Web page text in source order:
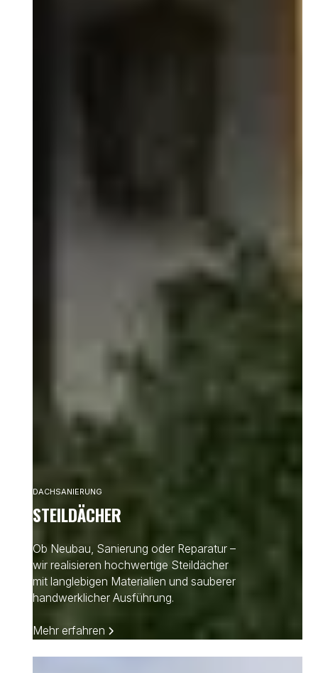
DACHSANIERUNG
STEILDÄCHER
Ob Neubau, Sanierung oder Reparatur –
wir realisieren hochwertige Steildächer
mit langlebigen Materialien und sauberer
handwerklicher Ausführung.
Mehr erfahren